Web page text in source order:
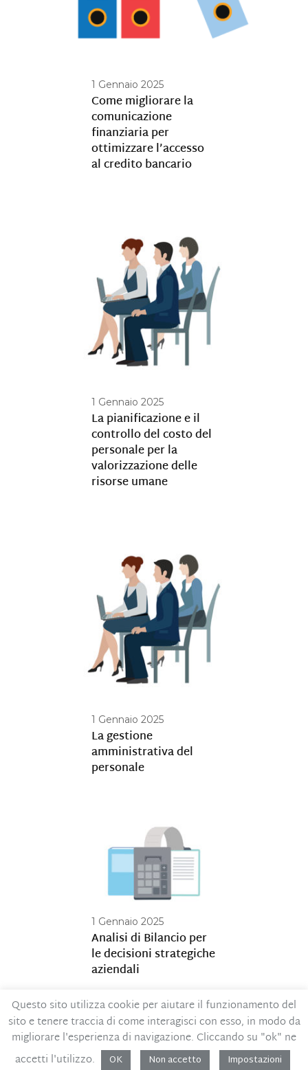
1 Gennaio 2025
Come migliorare la
comunicazione
finanziaria per
ottimizzare l’accesso
al credito bancario
1 Gennaio 2025
La pianificazione e il
controllo del costo del
personale per la
valorizzazione delle
risorse umane
1 Gennaio 2025
La gestione
amministrativa del
personale
1 Gennaio 2025
Analisi di Bilancio per
le decisioni strategiche
aziendali
Contatti
Privacy Policy
Codice Etico
MOG – Parte generale
Whistleblowing
Questo sito utilizza cookie per aiutare il funzionamento del
sito e tenere traccia di come interagisci con esso, in modo da
migliorare l'esperienza di navigazione. Cliccando su "ok" ne
accetti l'utilizzo.
OK Non accetto Impostazioni